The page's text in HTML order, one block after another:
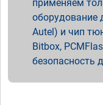
применяем
оборудование
Autel) и чип
Bitbox,
безопасность